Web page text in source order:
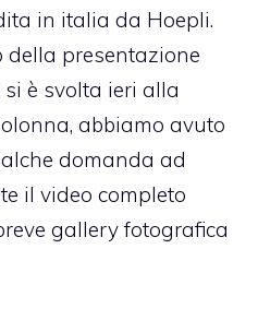
in italia da Hoepli.
della presentazione
è svolta ieri alla
abbiamo avuto
domanda ad
il video completo
gallery fotografica